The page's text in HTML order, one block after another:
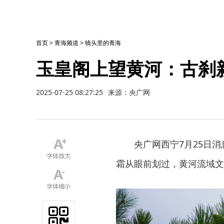
首页>青海频道 >镜头里的青海
玉皇阁上望黄河：古
2025-07-25 08:27:25 来源：央广网
央广网西宁7月25日
霜从眼前划过，黄河流域